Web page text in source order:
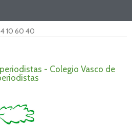
10 60 40
- Colegio Vasco de